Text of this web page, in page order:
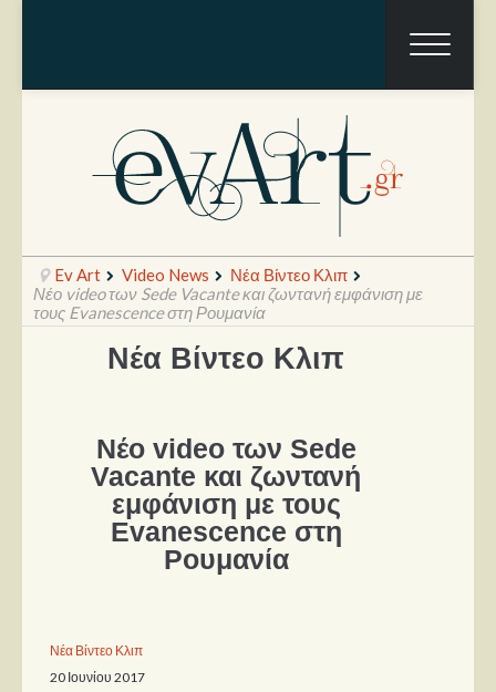
Ραπόρτο
Θέατρο
Συνεντεύξεις
Παρουσιάσεις
Ταινίες
Ev Art Video News
Νέα Βίντεο Κλιπ
Νέο video των Sede Vacante και ζωντανή εμφάνιση με
τους Evanescence στη Ρουμανία
Νέα Βίντεο Κλιπ
Νέο video των Sede
Vacante και ζωντανή
εμφάνιση με τους
Evanescence στη
Ρουμανία
Νέα Βίντεο Κλιπ
20 Ιουνίου 2017